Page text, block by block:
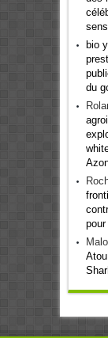
bio
du